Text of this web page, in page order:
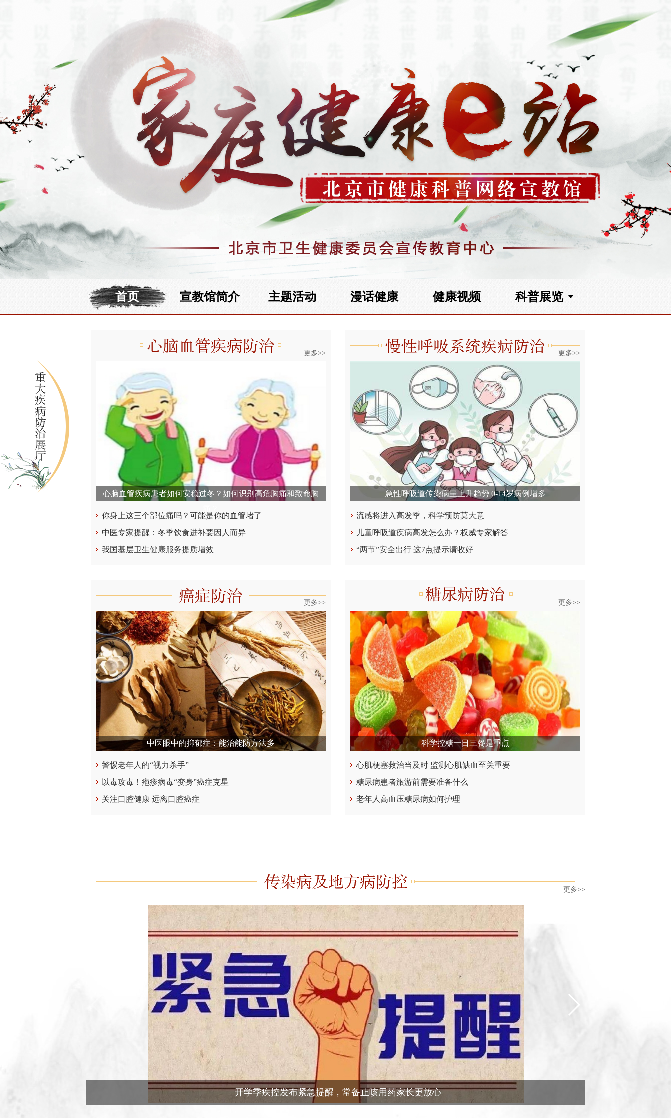
首页 宣教馆简介 主题活动 漫话健康 健康视频 科普展览
更多>>
心脑血管疾病患者如何安稳过冬？如何识别高危胸痛和致命胸
你身上这三个部位痛吗？可能是你的血管堵了
中医专家提醒：冬季饮食进补要因人而异
我国基层卫生健康服务提质增效
更多>>
急性呼吸道传染病呈上升趋势 0-14岁病例增多
流感将进入高发季，科学预防莫大意
儿童呼吸道疾病高发怎么办？权威专家解答
“两节”安全出行 这7点提示请收好
更多>>
中医眼中的抑郁症：能治能防方法多
警惕老年人的“视力杀手”
以毒攻毒！疱疹病毒“变身”癌症克星
关注口腔健康 远离口腔癌症
更多>>
科学控糖一日三餐是重点
心肌梗塞救治当及时 监测心肌缺血至关重要
糖尿病患者旅游前需要准备什么
老年人高血压糖尿病如何护理
更多>>
开学季疾控发布紧急提醒，常备止咳用药家长更放心